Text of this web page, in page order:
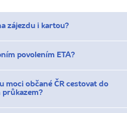
zájezdu i kartou?
povolením ETA?
moci občané ČR cestovat do
průkazem?